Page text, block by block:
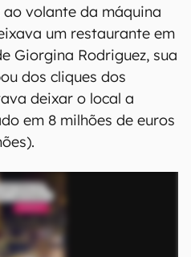
volante da máquina
um restaurante em
Giorgina Rodriguez, sua
dos cliques dos
deixar o local a
em 8 milhões de euros